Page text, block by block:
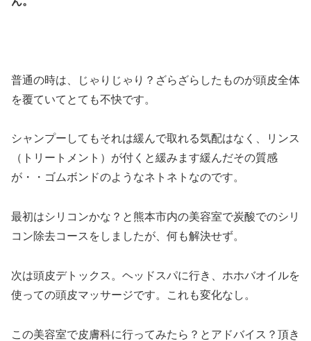
普通の時は、じゃりじゃり？ざらざらしたものが頭皮全体
を覆ていてとても不快です。
シャンプーしてもそれは緩んで取れる気配はなく、リンス
（トリートメント）が付くと緩みます緩んだその質感
が・・ゴムボンドのようなネトネトなのです。
最初はシリコンかな？と熊本市内の美容室で炭酸でのシリ
コン除去コースをしましたが、何も解決せず。
次は頭皮デトックス。ヘッドスパに行き、ホホバオイルを
使っての頭皮マッサージです。これも変化なし。
この美容室で皮膚科に行ってみたら？とアドバイス？頂き